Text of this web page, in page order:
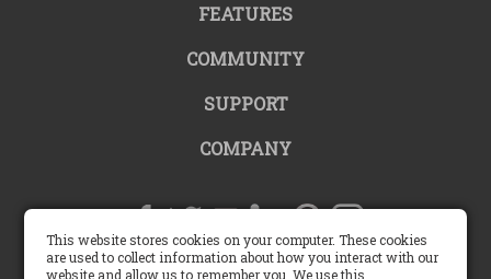
FEATURES
COMMUNITY
SUPPORT
COMPANY
This website stores cookies on your computer. These cookies
are used to collect information about how you interact with our
website and allow us to remember you. We use this